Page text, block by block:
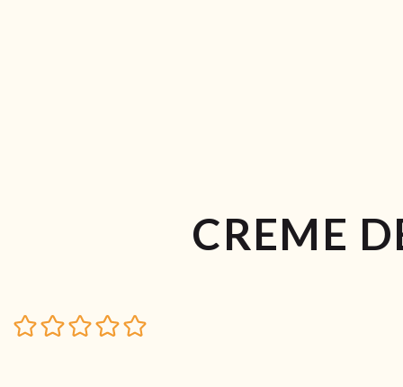
CREME